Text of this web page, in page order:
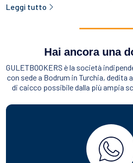
Leggi tutto
Hai ancora una
GULETBOOKERS è la società
con sede a Bodrum in Turchia,
di caicco possibile dalla più ampia